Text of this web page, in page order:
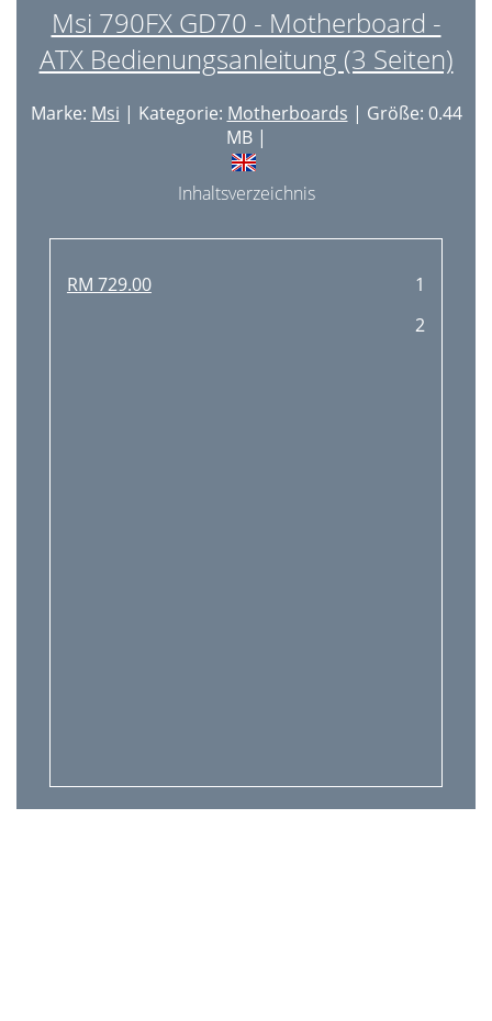
Msi 790FX GD70 - Motherboard -
ATX Bedienungsanleitung (3 Seiten)
Marke: Msi | Kategorie: Motherboards | Größe: 0.44
MB |
Inhaltsverzeichnis
RM 729.00
1
2